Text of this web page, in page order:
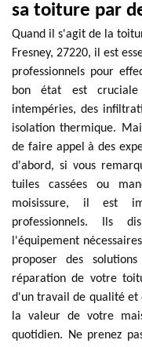
sa toiture par
Quand il s'agit de la
Fresney, 27220, il est
professionnels pour
bon état est
intempéries, des
isolation thermique.
de faire appel à des
d'abord, si vous
tuiles cassées ou
moisissure, il est
professionnels. Ils
l'équipement
proposer des
réparation de votre
d'un travail de qualité et
la valeur de votre
quotidien. Ne prenez